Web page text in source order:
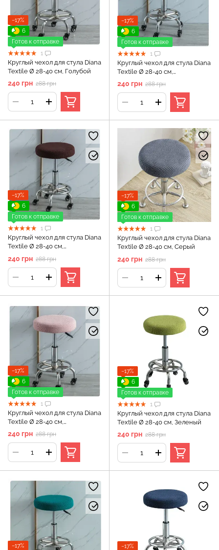
−17%
6
Готов к отправке
1
Круглый чехол для стула Diana
Textile Ø 28-40 см, Голубой
240 грн 288 грн
−17%
6
Готов к отправке
1
Круглый чехол для стула Diana
Textile Ø 28-40 см,
Светло_серый
240 грн 288 грн
−17%
6
Готов к отправке
1
Круглый чехол для стула Diana
Textile Ø 28-40 см,
Коричневый
240 грн 288 грн
−17%
6
Готов к отправке
1
Круглый чехол для стула Diana
Textile Ø 28-40 см, Серый
240 грн 288 грн
−17%
6
Готов к отправке
1
Круглый чехол для стула Diana
Textile Ø 28-40 см,
Светло_розовый
240 грн 288 грн
−17%
6
Готов к отправке
1
Круглый чехол для стула Diana
Textile Ø 28-40 см, Зеленый
240 грн 288 грн
−17% −17%